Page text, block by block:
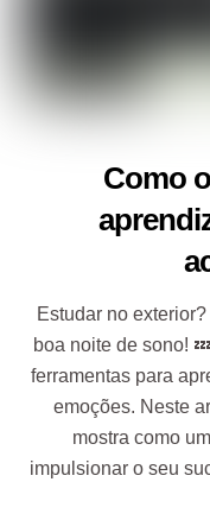
Como
Estudar no
boa noite de sono!
ferramentas para
emoções. Neste
mostra como
impulsionar o seu